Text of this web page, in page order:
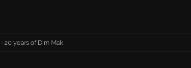
·20 years of Dim Mak